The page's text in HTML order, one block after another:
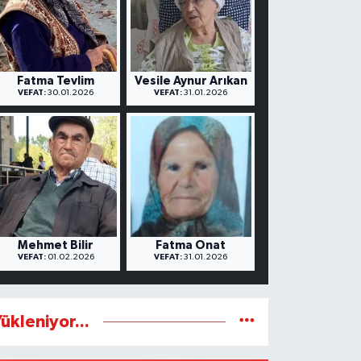
Fatma Tevlim
VEFAT: 30.01.2026
Vesile Aynur Arıkan
VEFAT: 31.01.2026
Mehmet Bilir
VEFAT:01.02.2026
Fatma Onat
VEFAT: 31.01.2026